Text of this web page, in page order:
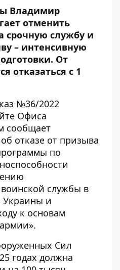
Владимир
отменить
срочную службу и
– интенсивную
От
отказаться с 1
№36/2022
Офиса
сообщает
отказе от призыва
по
службы в
Украины и
к основам
Сил
годах должна